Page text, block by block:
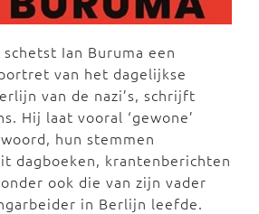
Ian Buruma een
van het dagelijkse
van de nazi’s, schrijft
Hij laat vooral ‘gewone’
hun stemmen
dagboeken, krantenberichten
ook die van zijn vader
in Berlijn leefde.